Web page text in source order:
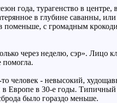
года, турагенство в
в глубине саванны,
поменьше, с громадным
через неделю, сэр». Лицо
помогла.
человек - невысокий,
Европе в 30-е годы.
было гораздо меньше.